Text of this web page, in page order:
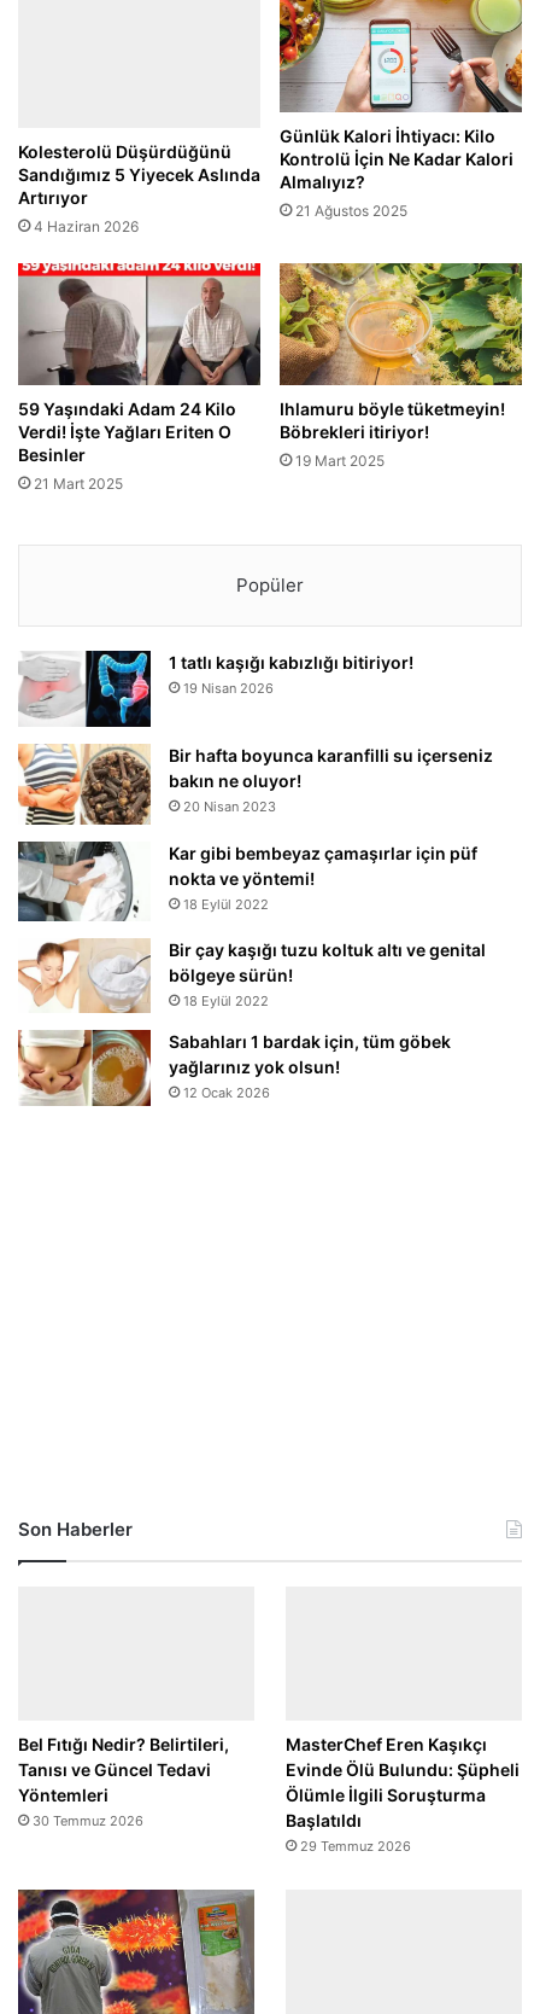
Kolesterolü Düşürdüğünü
Sandığımız 5 Yiyecek Aslında
Artırıyor
4 Haziran 2026
Günlük Kalori İhtiyacı: Kilo
Kontrolü İçin Ne Kadar Kalori
Almalıyız?
21 Ağustos 2025
59 Yaşındaki Adam 24 Kilo
Verdi! İşte Yağları Eriten O
Besinler
21 Mart 2025
Ihlamuru böyle tüketmeyin!
Böbrekleri itiriyor!
19 Mart 2025
Popüler
1 tatlı kaşığı kabızlığı bitiriyor!
19 Nisan 2026
Bir hafta boyunca karanfilli su içerseniz
bakın ne oluyor!
20 Nisan 2023
Kar gibi bembeyaz çamaşırlar için püf
nokta ve yöntemi!
18 Eylül 2022
Bir çay kaşığı tuzu koltuk altı ve genital
bölgeye sürün!
18 Eylül 2022
Sabahları 1 bardak için, tüm göbek
yağlarınız yok olsun!
12 Ocak 2026
Son Haberler
Bel Fıtığı Nedir? Belirtileri,
Tanısı ve Güncel Tedavi
Yöntemleri
30 Temmuz 2026
MasterChef Eren Kaşıkçı
Evinde Ölü Bulundu: Şüpheli
Ölümle İlgili Soruşturma
Başlatıldı
29 Temmuz 2026